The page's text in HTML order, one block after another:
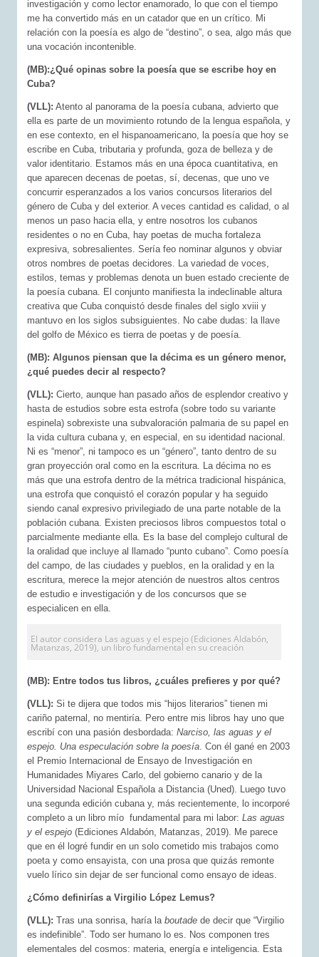
investigación y como lector enamorado, lo que con el tiempo
me ha convertido más en un catador que en un crítico. Mi
relación con la poesía es algo de “destino”, o sea, algo más que
una vocación incontenible.
(MB):¿Qué opinas sobre la poesía que se escribe hoy en
Cuba?
(VLL): Atento al panorama de la poesía cubana, advierto que
ella es parte de un movimiento rotundo de la lengua española, y
en ese contexto, en el hispanoamericano, la poesía que hoy se
escribe en Cuba, tributaria y profunda, goza de belleza y de
valor identitario. Estamos más en una época cuantitativa, en
que aparecen decenas de poetas, sí, decenas, que uno ve
concurrir esperanzados a los varios concursos literarios del
género de Cuba y del exterior. A veces cantidad es calidad, o al
menos un paso hacia ella, y entre nosotros los cubanos
residentes o no en Cuba, hay poetas de mucha fortaleza
expresiva, sobresalientes. Sería feo nominar algunos y obviar
otros nombres de poetas decidores. La variedad de voces,
estilos, temas y problemas denota un buen estado creciente de
la poesía cubana. El conjunto manifiesta la indeclinable altura
creativa que Cuba conquistó desde finales del siglo xviii y
mantuvo en los siglos subsiguientes. No cabe dudas: la llave
del golfo de México es tierra de poetas y de poesía.
(MB): Algunos piensan que la décima es un género menor,
¿qué puedes decir al respecto?
(VLL): Cierto, aunque han pasado años de esplendor creativo y
hasta de estudios sobre esta estrofa (sobre todo su variante
espinela) sobrexiste una subvaloración palmaria de su papel en
la vida cultura cubana y, en especial, en su identidad nacional.
Ni es “menor”, ni tampoco es un “género”, tanto dentro de su
gran proyección oral como en la escritura. La décima no es
más que una estrofa dentro de la métrica tradicional hispánica,
una estrofa que conquistó el corazón popular y ha seguido
siendo canal expresivo privilegiado de una parte notable de la
población cubana. Existen preciosos libros compuestos total o
parcialmente mediante ella. Es la base del complejo cultural de
la oralidad que incluye al llamado “punto cubano”. Como poesía
del campo, de las ciudades y pueblos, en la oralidad y en la
escritura, merece la mejor atención de nuestros altos centros
de estudio e investigación y de los concursos que se
especialicen en ella.
El autor considera Las aguas y el espejo (Ediciones Aldabón,
Matanzas, 2019), un libro fundamental en su creación
(MB): Entre todos tus libros, ¿cuáles prefieres y por qué?
(VLL): Si te dijera que todos mis “hijos literarios” tienen mi
cariño paternal, no mentiría. Pero entre mis libros hay uno que
escribí con una pasión desbordada:Narciso, las aguas y el
espejo. Una especulación sobre la poesía. Con él gané en 2003
el Premio Internacional de Ensayo de Investigación en
Humanidades Miyares Carlo, del gobierno canario y de la
Universidad Nacional Española a Distancia (Uned). Luego tuvo
una segunda edición cubana y, más recientemente, lo incorporé
completo a un libro mío fundamental para mi labor:Las aguas
y el espejo (Ediciones Aldabón, Matanzas, 2019). Me parece
que en él logré fundir en un solo cometido mis trabajos como
poeta y como ensayista, con una prosa que quizás remonte
vuelo lírico sin dejar de ser funcional como ensayo de ideas.
¿Cómo definirías a Virgilio López Lemus?
(VLL): Tras una sonrisa, haría laboutade de decir que “Virgilio
es indefinible”. Todo ser humano lo es. Nos componen tres
elementales del cosmos: materia, energía e inteligencia. Esta